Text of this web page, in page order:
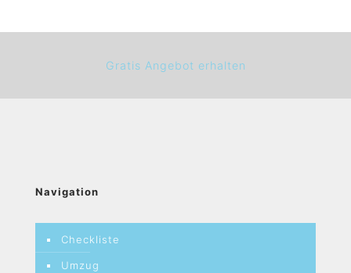
Gratis Angebot erhalten
Navigation
Checkliste
Umzug